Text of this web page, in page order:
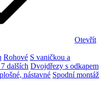
Otevřít
Rohové S vaničkou a
dalších Dvojdřezy s odkapem
nástavné Spodní montáž